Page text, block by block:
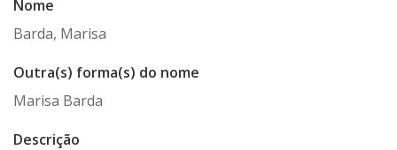
Nome
Barda, Marisa
Outra(s) forma(s) do nome
Marisa Barda
Descrição